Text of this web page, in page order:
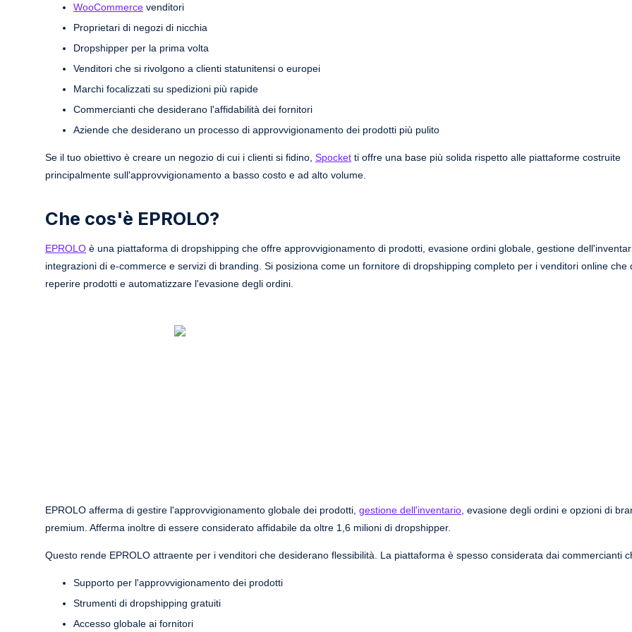
WooCommerce venditori
Proprietari di negozi di nicchia
Dropshipper per la prima volta
Venditori che si rivolgono a clienti statunitensi o europei
Marchi focalizzati su spedizioni più rapide
Commercianti che desiderano l'affidabilità dei fornitori
Aziende che desiderano un processo di approvvigionamento dei prodotti più pulito
Se il tuo obiettivo è creare un negozio di cui i clienti si fidino, Spocket ti offre una base più solida rispetto alle piattaforme costruite
principalmente sull'approvvigionamento a basso costo e ad alto volume.
Che cos'è EPROLO?
EPROLO è una piattaforma di dropshipping che offre approvvigionamento di prodotti, evasione ordini globale, gestione
integrazioni di e-commerce e servizi di branding. Si posiziona come un fornitore di dropshipping completo per i venditori online che
reperire prodotti e automatizzare l'evasione degli ordini.
EPROLO afferma di gestire l'approvvigionamento globale dei prodotti, gestione dell'inventario , evasione degli ordini e opzioni di
premium. Afferma inoltre di essere considerato affidabile da oltre 1,6 milioni di dropshipper.
Questo rende EPROLO attraente per i venditori che desiderano flessibilità. La piattaforma è spesso considerata dai commercianti
Supporto per l'approvvigionamento dei prodotti
Strumenti di dropshipping gratuiti
Accesso globale ai fornitori